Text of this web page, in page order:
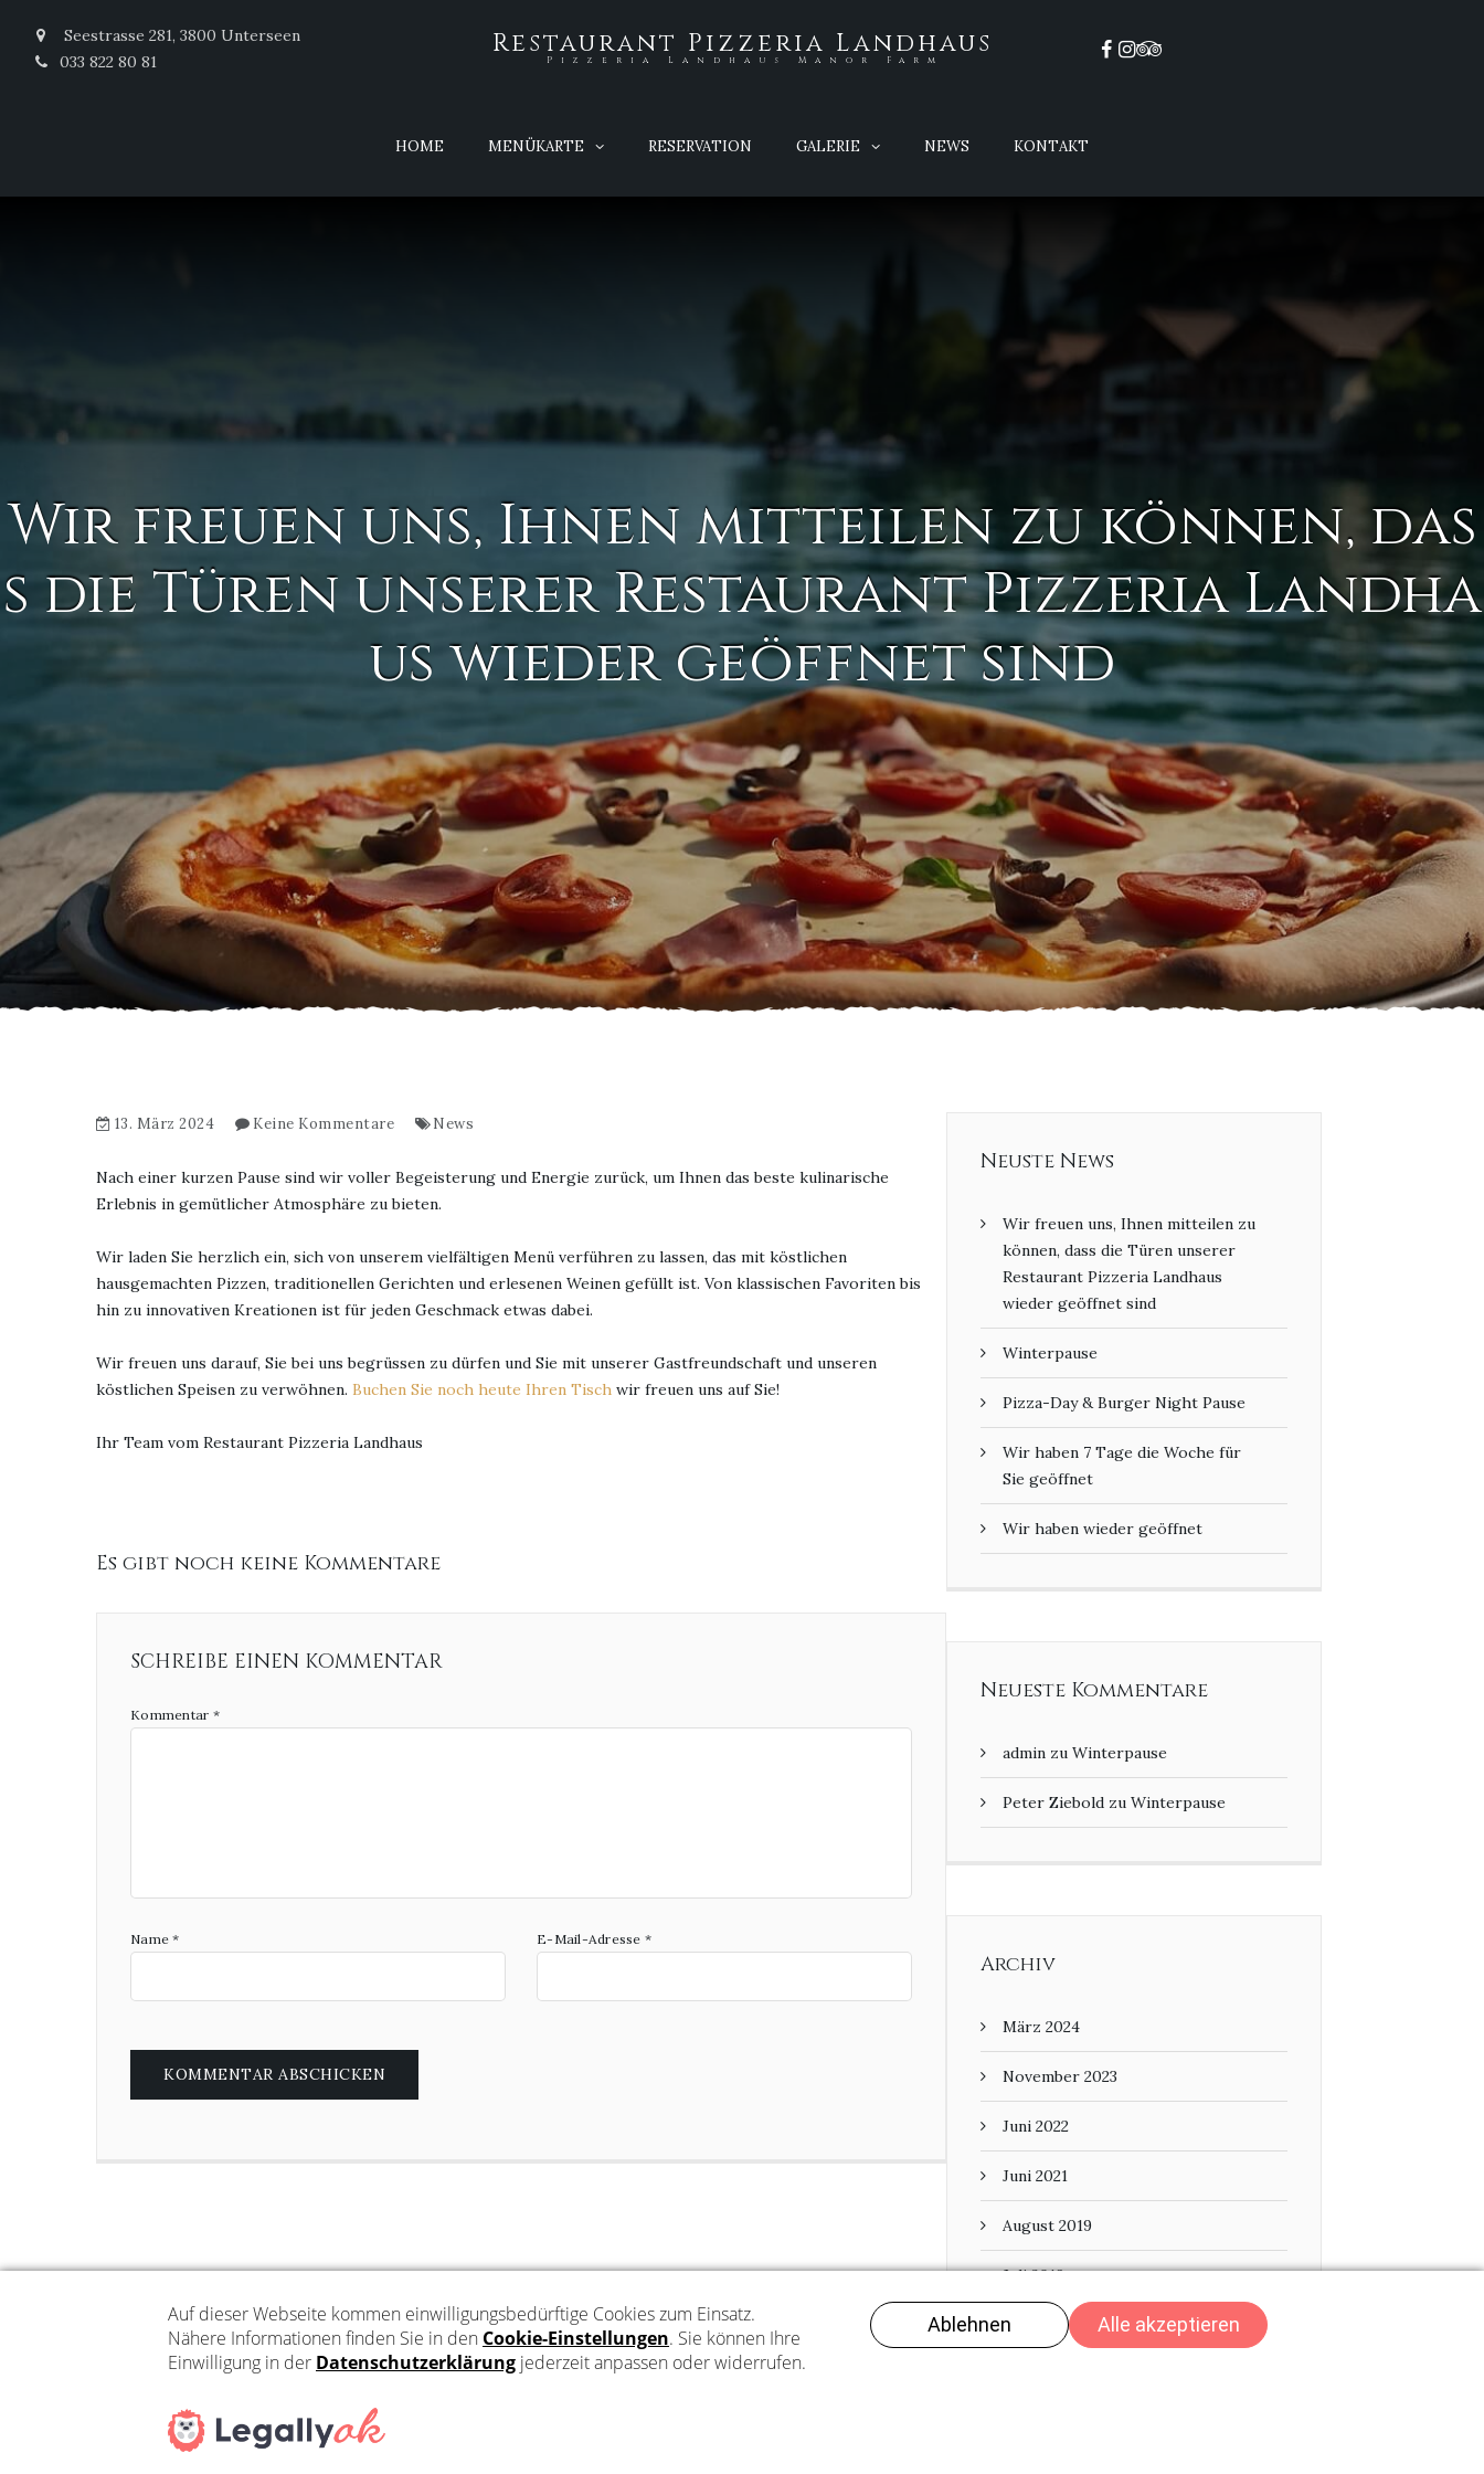
Seestrasse 281, 3800 Unterseen
033 822 80 81
Restaurant Pizzeria Landhaus
Pizzeria Landhaus Manor Farm
HOME MENÜKARTE RESERVATION GALERIE NEWS KONTAKT
Wir freuen uns, Ihnen mitteilen zu können, das
s die Türen unserer Restaurant Pizzeria Landha
us wieder geöffnet sind
13. März 2024 Keine Kommentare News
Nach einer kurzen Pause sind wir voller Begeisterung und Energie zurück, um Ihnen das beste kulinarische
Erlebnis in gemütlicher Atmosphäre zu bieten.
Wir laden Sie herzlich ein, sich von unserem vielfältigen Menü verführen zu lassen, das mit köstlichen
hausgemachten Pizzen, traditionellen Gerichten und erlesenen Weinen gefüllt ist. Von klassischen Favoriten bis
hin zu innovativen Kreationen ist für jeden Geschmack etwas dabei.
Wir freuen uns darauf, Sie bei uns begrüssen zu dürfen und Sie mit unserer Gastfreundschaft und unseren
köstlichen Speisen zu verwöhnen. Buchen Sie noch heute Ihren Tisch wir freuen uns auf Sie!
Ihr Team vom Restaurant Pizzeria Landhaus
Es gibt noch keine Kommentare
SCHREIBE EINEN KOMMENTAR
Kommentar *
Name* E-Mail-Adresse *
Neuste News
Wir freuen uns, Ihnen mitteilen zu
können, dass die Türen unserer
Restaurant Pizzeria Landhaus
wieder geöffnet sind
Winterpause
Pizza-Day & Burger Night Pause
Wir haben 7 Tage die Woche für
Sie geöffnet
Wir haben wieder geöffnet
Neueste Kommentare
admin zu Winterpause
Peter Ziebold zu Winterpause
Archiv
März 2024
November 2023
Juni 2022
Juni 2021
August 2019
Juli 2019
Oktober 2018